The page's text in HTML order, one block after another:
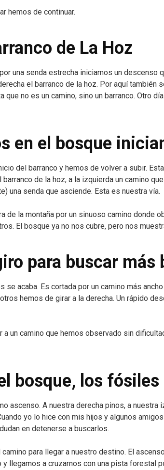
hemos de continuar.
de La Hoz
una senda estrecha iniciamos un descenso
el barranco de la hoz. Por aquí también
que no es un camino, sino un barranco. Otro
en el bosque
del barranco y hemos de volver a subir.
barranco de la hoz, a la izquierda un camino
una senda que asciende. Esta es nuestra vía.
de la montaña por un sinuoso camino donde
El bosque ya no nos cubre, pero nos
para buscar más
se acaba. Es cortada por un camino más
hemos de girar a la derecha. Un rápido
a un camino que hemos observado sin
bosque, los fósiles
ascenso. A nuestra derecha pinos, a
yo lo hice con mis hijos y algunos
en detenerse a buscarlos.
para llegar a nuestro destino. El
llegamos a cruzarnos con una pista forestal